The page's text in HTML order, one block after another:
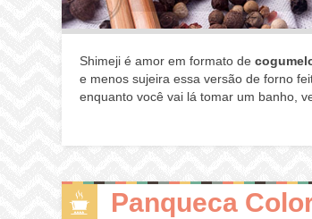
Shimeji é amor em formato de
e menos sujeira essa versão de forno
enquanto você vai lá tomar um banho,
Panqueca